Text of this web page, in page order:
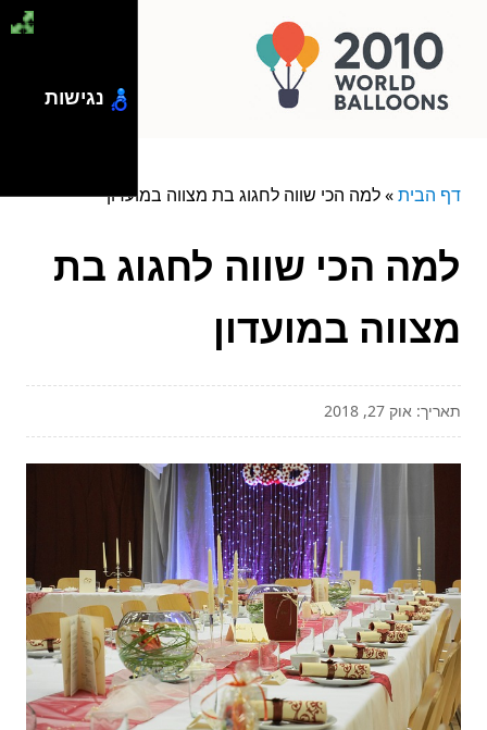
דף הבית»למה הכי שווה לחגוג בת מצווה במועדון
למה הכי שווה לחגוג בת
מצווה במועדון
תאריך: אוק 27, 2018
נגישות